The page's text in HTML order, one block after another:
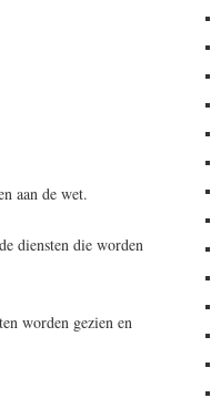
aan de wet.
diensten die worden
worden gezien en